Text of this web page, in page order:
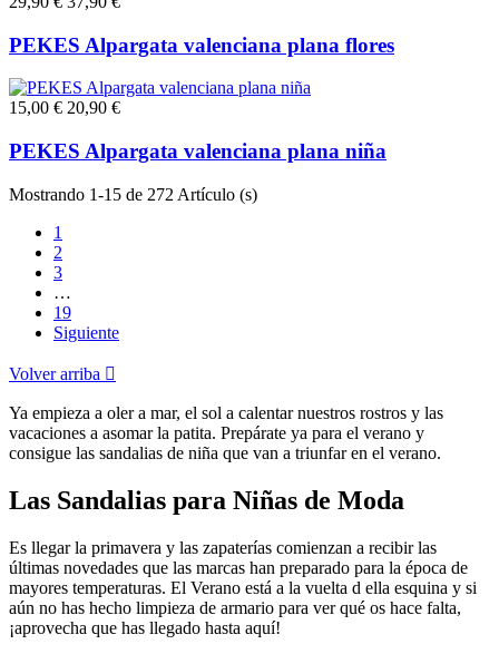
PEKES Alpargata valenciana plana flores
15,00 € 20,90 €
PEKES Alpargata valenciana plana niña
Mostrando 1-15 de 272 Artículo (s)
1
2
3
…
19
Siguiente
Volver arriba 
Ya empieza a oler a mar, el sol a calentar nuestros rostros y las
vacaciones a asomar la patita. Prepárate ya para el verano y
consigue las sandalias de niña que van a triunfar en el verano.
Las Sandalias para Niñas de Moda
Es llegar la primavera y las zapaterías comienzan a recibir las
últimas novedades que las marcas han preparado para la época de
mayores temperaturas. El Verano está a la vuelta d ella esquina y si
aún no has hecho limpieza de armario para ver qué os hace falta,
¡aprovecha que has llegado hasta aquí!